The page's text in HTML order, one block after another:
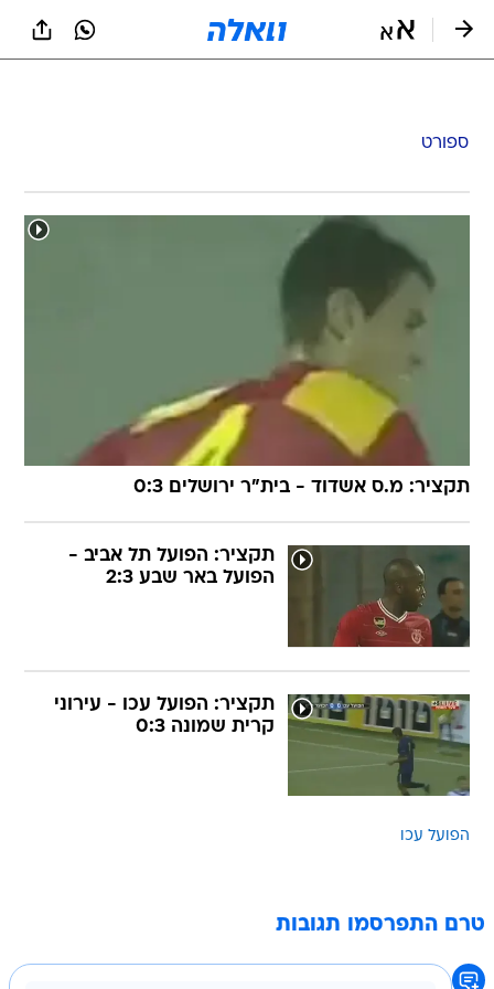
ספורט
תקציר: מ.ס אשדוד - בית"ר ירושלים 0:3
תקציר: הפועל תל אביב -
הפועל באר שבע 2:3
תקציר: הפועל עכו - עירוני
קרית שמונה 0:3
הפועל עכו
טרם התפרסמו תגובות